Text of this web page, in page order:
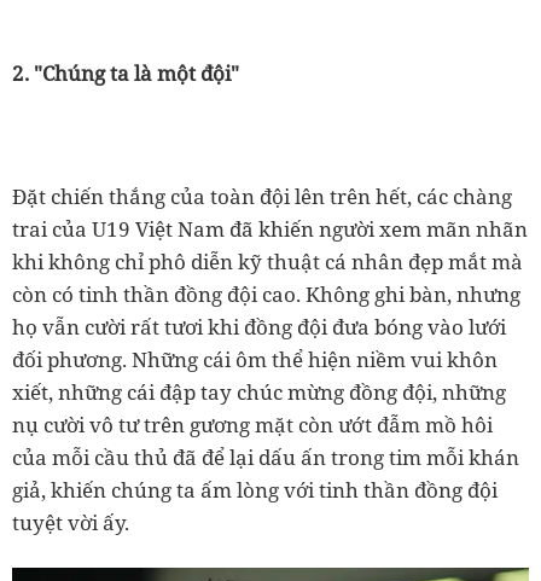
2. "Chúng ta là một đội"
Đặt chiến thắng của toàn đội lên trên hết, các chàng
trai của U19 Việt Nam đã khiến người xem mãn nhãn
khi không chỉ phô diễn kỹ thuật cá nhân đẹp mắt mà
còn có tinh thần đồng đội cao. Không ghi bàn, nhưng
họ vẫn cười rất tươi khi đồng đội đưa bóng vào lưới
đối phương. Những cái ôm thể hiện niềm vui khôn
xiết, những cái đập tay chúc mừng đồng đội, những
nụ cười vô tư trên gương mặt còn ướt đẫm mồ hôi
của mỗi cầu thủ đã để lại dấu ấn trong tim mỗi khán
giả, khiến chúng ta ấm lòng với tinh thần đồng đội
tuyệt vời ấy.